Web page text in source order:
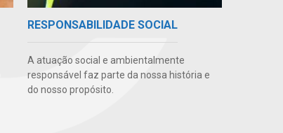
RESPONSABILIDADE SOCIAL
A atuação social e ambientalmente
responsável faz parte da nossa história e
do nosso propósito.